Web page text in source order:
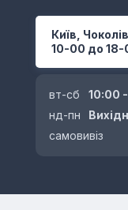
Київ,
10-00 до 18-
вт-сб
10:00
нд-пн
самовивіз